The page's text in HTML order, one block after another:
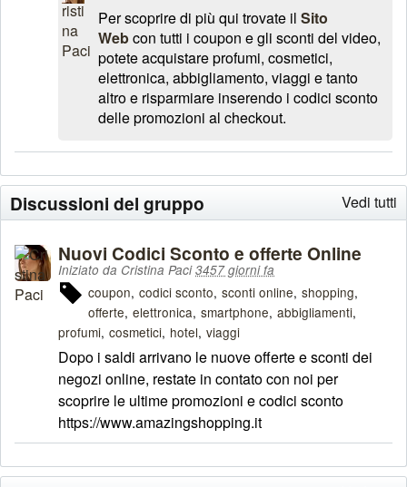
Per scoprire di più qui trovate il Sito
Webcon tutti i coupon e gli sconti del video,
potete acquistare profumi, cosmetici,
elettronica, abbigliamento, viaggi e tanto
altro e risparmiare inserendo i codici sconto
delle promozioni al checkout.
Vedi tutti
Discussioni del gruppo
Nuovi Codici Sconto e offerte Online
Iniziato da Cristina Paci3457 giorni fa
coupon codici sconto sconti online shopping
offerte elettronica smartphone abbigliamenti
profumi cosmetici hotel viaggi
Dopo i saldi arrivano le nuove offerte e sconti dei
negozi online, restate in contato con noi per
scoprire le ultime promozioni e codici sconto
https://www.amazingshopping.it